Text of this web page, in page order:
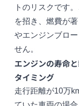
トのリスクです
を招き、燃費が
やエンジンブロ
せん。
エンジンの寿命
タイミング
走行距離が10万